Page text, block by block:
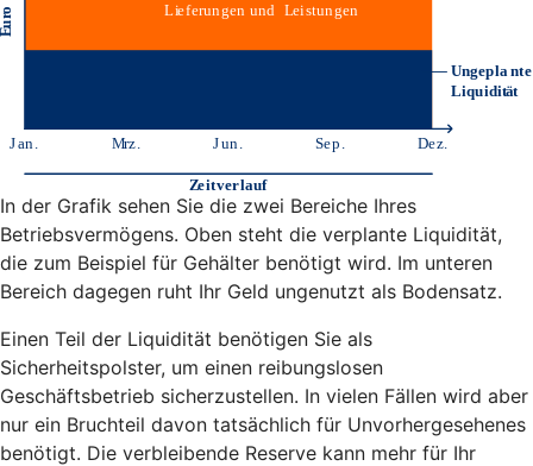
In der Grafik sehen Sie die zwei Bereiche Ihres
Betriebsvermögens. Oben steht die verplante Liquidität,
die zum Beispiel für Gehälter benötigt wird. Im unteren
Bereich dagegen ruht Ihr Geld ungenutzt als Bodensatz.
Einen Teil der Liquidität benötigen Sie als
Sicherheitspolster, um einen reibungslosen
Geschäftsbetrieb sicherzustellen. In vielen Fällen wird aber
nur ein Bruchteil davon tatsächlich für Unvorhergesehenes
benötigt. Die verbleibende Reserve kann mehr für Ihr